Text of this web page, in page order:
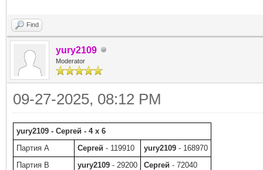
Find
yury2109
Moderator
09-27-2025, 08:12 PM
yury2109 - Сергей - 4 x 6
Партия A
Сергей - 119910 yury2109 - 168970
Партия B
yury2109 - 29200 Сергей - 72040